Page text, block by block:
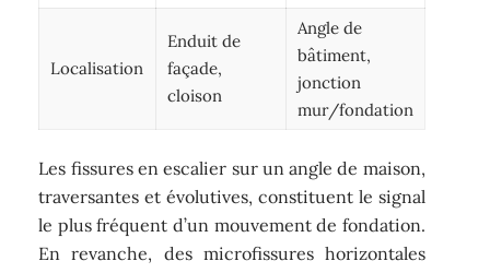
Localisation
Enduit de
façade,
cloison
Angle de
bâtiment,
jonction
mur/fondation
Les fissures en escalier sur un angle de maison,
traversantes et évolutives, constituent le signal
le plus fréquent d’un mouvement de fondation.
En revanche, des microfissures horizontales